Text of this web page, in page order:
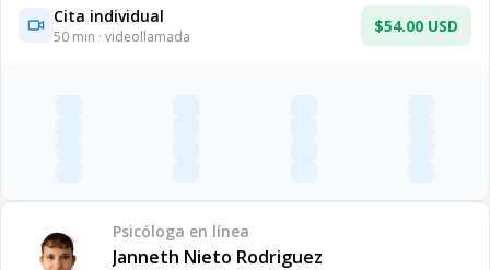
Cita individual
50 min · videollamada
$54.00 USD
Psicóloga en línea
Janneth Nieto Rodriguez